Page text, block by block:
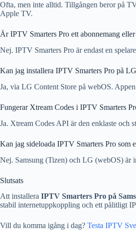
Ofta, men inte alltid. Tillgången beror på
Apple TV.
Är IPTV Smarters Pro ett abonnemang
Nej. IPTV Smarters Pro är endast en
Kan jag installera IPTV Smarters Pro på
Ja, via LG Content Store på webOS.
Fungerar Xtream Codes i IPTV Smarters
Ja. Xtream Codes API är den enklaste och
Kan jag sideloada IPTV Smarters Pro som
Nej. Samsung (Tizen) och LG (webOS) är
Slutsats
Att installera IPTV Smarters Pro på
stabil internetuppkoppling och ett pålitligt
Vill du komma igång i dag? Testa IPTV